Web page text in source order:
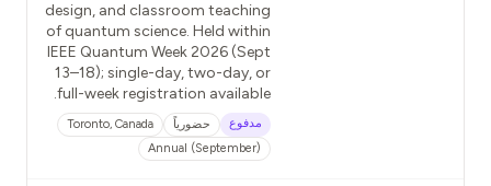
design, and classroom teaching
of quantum science. Held within
IEEE Quantum Week 2026 (Sept
13–18); single-day, two-day, or
full-week registration available.
مدفوع حضورياً
Toronto, Canada
Annual (September)